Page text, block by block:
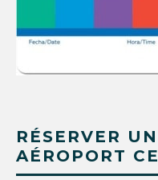
RÉSERVER
AÉROPORT